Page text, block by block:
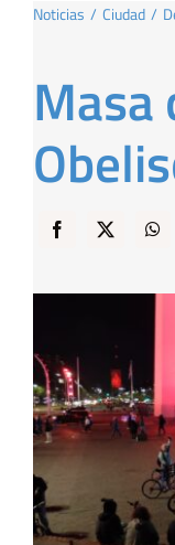
Ciudad
Actualidad
Hormigas…
Noticias Ciudad
Masa